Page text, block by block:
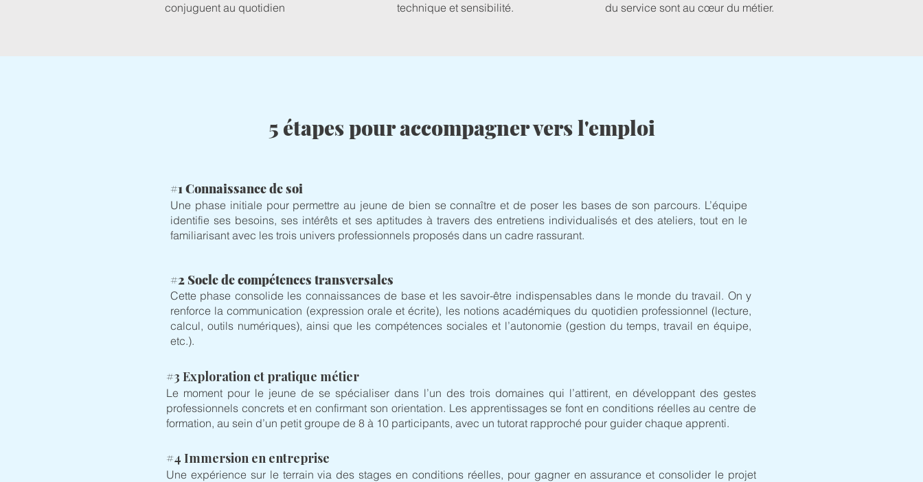
conjuguent au quotidien
technique et sensibilité.
du service sont au cœur du métier.
5 étapes pour accompagner vers l'emploi
#1 Connaissance de soi
Une phase initiale pour permettre au jeune de bien se connaître et de poser les bases de son parcours. L’équipe
identifie ses besoins, ses intérêts et ses aptitudes à travers des entretiens individualisés et des ateliers, tout en le
familiarisant avec les trois univers professionnels proposés dans un cadre rassurant.
#2 Socle de compétences transversales
Cette phase consolide les connaissances de base et les savoir-être indispensables dans le monde du travail. On y
renforce la communication (expression orale et écrite), les notions académiques du quotidien professionnel (lecture,
calcul, outils numériques), ainsi que les compétences sociales et l’autonomie (gestion du temps, travail en équipe,
etc.).
#3 Exploration et pratique métier
​Le moment pour le jeune de se spécialiser dans l’un des trois domaines qui l’attirent, en développant des gestes
professionnels concrets et en confirmant son orientation. Les apprentissages se font en conditions réelles au centre de
formation, au sein d’un petit groupe de 8 à 10 participants, avec un tutorat rapproché pour guider chaque apprenti.
#4 Immersion en entreprise
​Une expérience sur le terrain via des stages en conditions réelles, pour gagner en assurance et consolider le projet